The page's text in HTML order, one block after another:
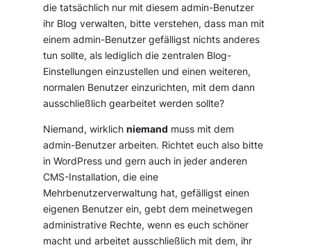
die tatsächlich nur mit diesem admin-Benutzer
ihr Blog verwalten, bitte verstehen, dass man mit
einem admin-Benutzer gefälligst nichts anderes
tun sollte, als lediglich die zentralen Blog-
Einstellungen einzustellen und einen weiteren,
normalen Benutzer einzurichten, mit dem dann
ausschließlich gearbeitet werden sollte?
Niemand, wirklichniemand muss mit dem
admin-Benutzer arbeiten. Richtet euch also bitte
in WordPress und gern auch in jeder anderen
CMS-Installation, die eine
Mehrbenutzerverwaltung hat, gefälligst einen
eigenen Benutzer ein, gebt dem meinetwegen
administrative Rechte, wenn es euch schöner
macht und arbeitet ausschließlich mit dem, ihr